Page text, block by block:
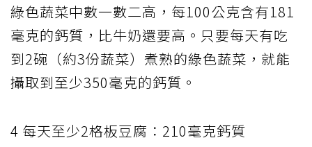
綠色蔬菜中數一數二高，每100公克含有181
毫克的鈣質，比牛奶還要高。只要每天有吃
到2碗（約3份蔬菜）煮熟的綠色蔬菜，就能
攝取到至少350毫克的鈣質。
4 每天至少2格板豆腐：210毫克鈣質